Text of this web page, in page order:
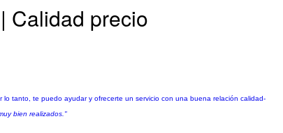
Calidad precio
tanto, te puedo ayudar y ofrecerte un servicio con una buena relación calidad-
bien realizados."